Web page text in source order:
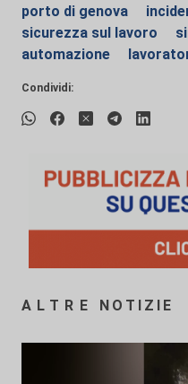
porto di genova
sicurezza sul lavoro
automazione
Condividi:
ALTRE NOTIZIE